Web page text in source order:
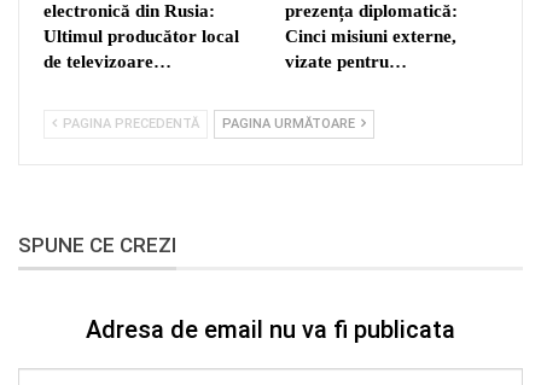
electronică din Rusia:
Ultimul producător local
de televizoare…
prezența diplomatică:
Cinci misiuni externe,
vizate pentru…
PAGINA PRECEDENTĂ PAGINA URMĂTOARE
SPUNE CE CREZI
Adresa de email nu va fi publicata